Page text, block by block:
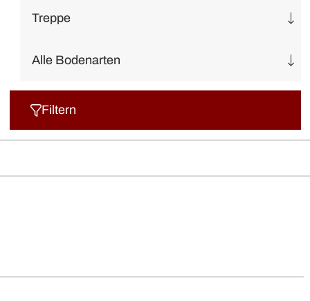
Filtern